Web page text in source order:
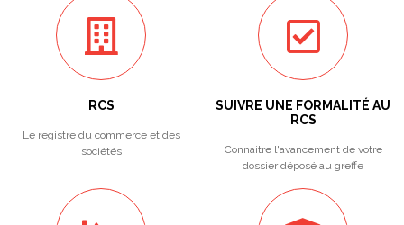
RCS
Le registre du commerce et des
sociétés
SUIVRE UNE FORMALITÉ AU
RCS
Connaitre l'avancement de votre
dossier déposé au greffe